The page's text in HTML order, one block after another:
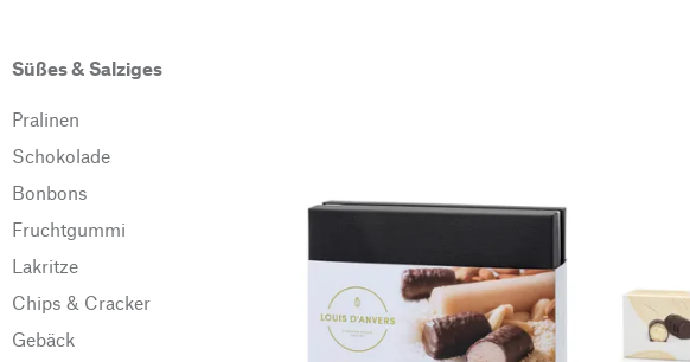
Süßes & Salziges
Pralinen
Schokolade
Bonbons
Fruchtgummi
Lakritze
Chips & Cracker
Gebäck